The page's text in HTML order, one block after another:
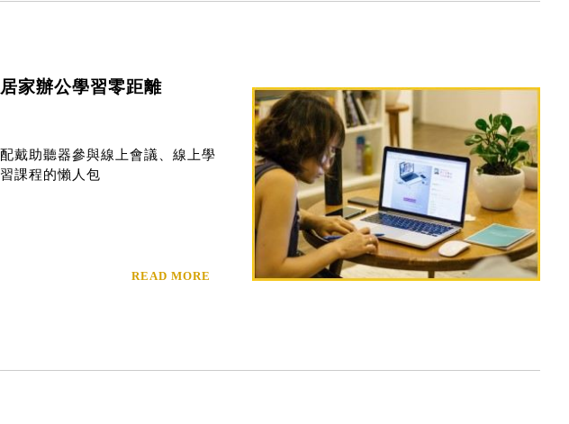
居家辦公學習零距離
配戴助聽器參與線上會議、線上學
習課程的懶人包
READ MORE